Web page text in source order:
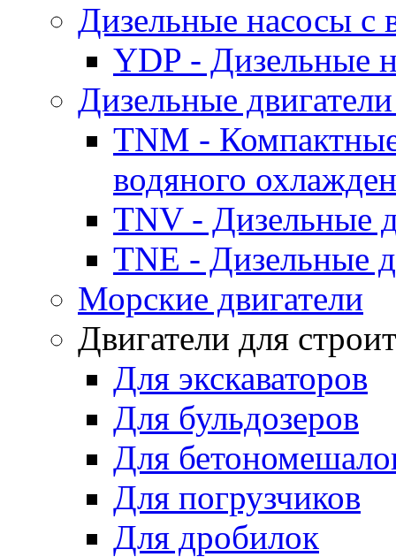
Дизельные насосы
YDP - Дизельные
Дизельные
TNM -
водяного
TNV - Дизельные
TNE - Дизельные
Морские двигатели
Двигатели для
Для экскаваторов
Для бульдозеров
Для
Для погрузчиков
Для дробилок